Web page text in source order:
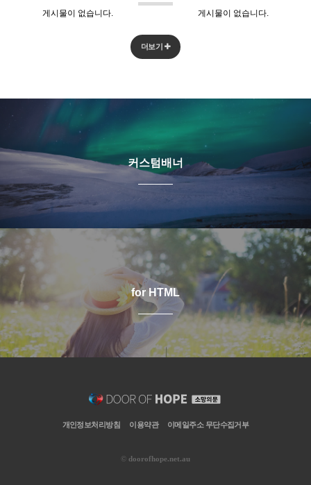
게시물이 없습니다. 게시물이 없습니다.
더보기
커스텀배너
for HTML
개인정보처리방침 이용약관 이메일주소 무단수집거부
© doorofhope.net.au